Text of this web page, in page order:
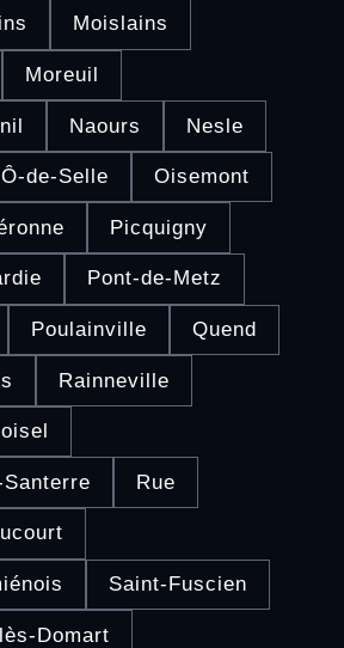
Moislains
Moreuil
Naours Nesle
Ô-de-Selle Oisemont
Picquigny
Pont-de-Metz
Poulainville Quend
Rainneville
Rue
Saint-Fuscien
Domart